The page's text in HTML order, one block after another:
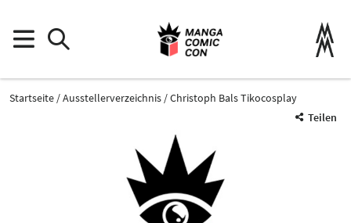
Startseite Ausstellerverzeichnis
Christoph Bals Tikocosplay
Teilen